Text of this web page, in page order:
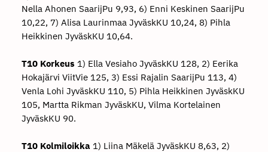
Nella Ahonen SaarijPu 9,93, 6) Enni Keskinen SaarijPu
10,22, 7) Alisa Laurinmaa JyväskKU 10,24, 8) Pihla
Heikkinen JyväskKU 10,64.
T10 Korkeus 1) Ella Vesiaho JyväskKU 128, 2) Eerika
Hokajärvi ViitVie 125, 3) Essi Rajalin SaarijPu 113, 4)
Venla Lohi JyväskKU 110, 5) Pihla Heikkinen JyväskKU
105, Martta Rikman JyväskKU, Vilma Kortelainen
JyväskKU 90.
T10 Kolmiloikka 1) Liina Mäkelä JyväskKU 8,63, 2)